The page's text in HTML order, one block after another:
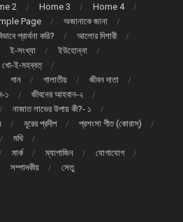
2 Home 3
Home 4
Page
অজানাকে জানা
প্রার্থনা করি?
আলোর দিশারী
ই-সংখ্যা
ইউহোন্না
খো-ই-মহব্বত্
গান গালাতীয়
জীবন দাতা
১
জীবনের আহবান-২
নাজাত লাভের উপায় কী?- ১
নূরের প্রদীপ
প্রশংসা গীত (কোরাস্)
মথি
মার্ক ম্যাগাজিন
যোগাযোগ
সম্পাদকীয় সেতু